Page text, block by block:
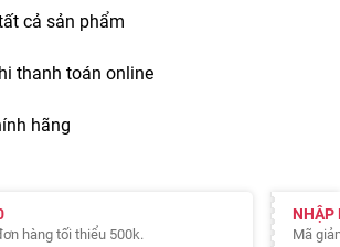
cả sản phẩm
thanh toán online
hãng
hàng tối thiểu 500k.
NHẬP
Mã